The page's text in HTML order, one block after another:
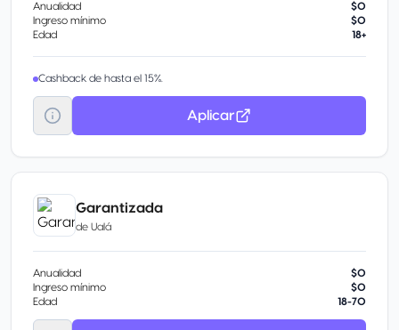
Anualidad
$0
Ingreso mínimo
$0
Edad
18+
Cashback de hasta el 15%.
Aplicar
Garantizada
de Ualá
Anualidad
$0
Ingreso mínimo
$0
Edad
18-70